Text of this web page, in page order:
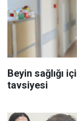
Beyin sağlığı
tavsiyesi